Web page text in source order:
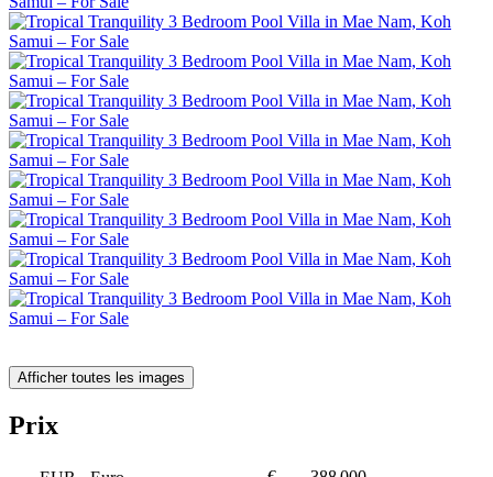
Afficher toutes les images
Prix